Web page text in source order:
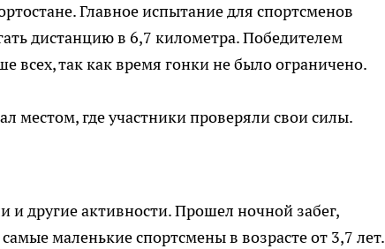
Главное испытание для спортсменов
дистанцию в 6,7 километра. Победителем
всех, так как время гонки не было ограничено.
местом, где участники проверяли свои силы.
и другие активности. Прошел ночной забег,
маленькие спортсмены в возрасте от 3,7 лет.